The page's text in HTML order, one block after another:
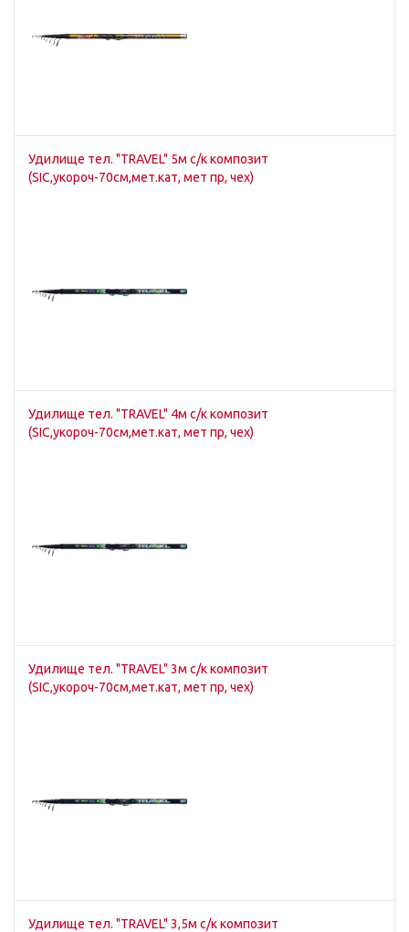
Удилище тел. "TRAVEL" 5м с/к композит
(SIC,укороч-70см,мет.кат, мет пр, чех)
Удилище тел. "TRAVEL" 4м с/к композит
(SIC,укороч-70см,мет.кат, мет пр, чех)
Удилище тел. "TRAVEL" 3м с/к композит
(SIC,укороч-70см,мет.кат, мет пр, чех)
Удилище тел. "TRAVEL" 3,5м с/к композит